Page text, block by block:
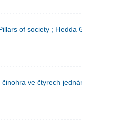
of society ; Hedda Gabler
ve čtyrech jednáních